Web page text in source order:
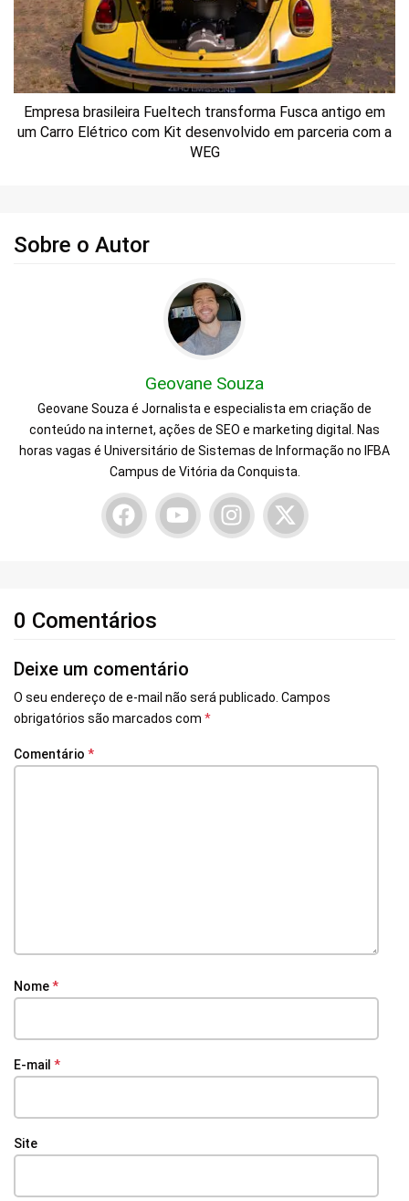
Empresa brasileira Fueltech transforma Fusca antigo em
um Carro Elétrico com Kit desenvolvido em parceria com a
WEG
Sobre o Autor
Geovane Souza
Geovane Souza é Jornalista e especialista em criação de
conteúdo na internet, ações de SEO e marketing digital. Nas
horas vagas é Universitário de Sistemas de Informação no IFBA
Campus de Vitória da Conquista.
0 Comentários
Deixe um comentário
O seu endereço de e-mail não será publicado. Campos
obrigatórios são marcados com *
Comentário *
Nome*
E-mail *
Site